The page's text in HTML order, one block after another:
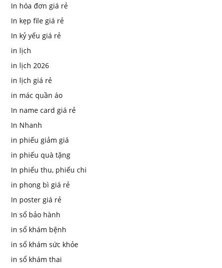
In hóa đơn giá rẻ
In kẹp file giá rẻ
In kỷ yếu giá rẻ
in lịch
in lịch 2026
in lịch giá rẻ
in mác quần áo
In name card giá rẻ
In Nhanh
in phiếu giảm giá
in phiếu quà tặng
In phiếu thu, phiếu chi
in phong bì giá rẻ
In poster giá rẻ
In sổ bảo hành
in sổ khám bệnh
in sổ khám sức khỏe
in sổ khám thai